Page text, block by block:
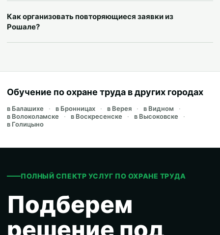
Как организовать повторяющиеся заявки из
Рошале?
Обучение по охране труда в других городах
в Балашихе в Бронницах в Верея
в Видном
в Волоколамске
в Воскресенске
в Высоковске
в Голицыно
ПОЛНЫЙ СПЕКТР УСЛУГ ПО ОХРАНЕ ТРУДА
Подберем